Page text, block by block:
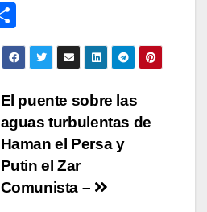
o
m
p
ar
tir
El puente sobre las
aguas turbulentas de
Haman el Persa y
Putin el Zar
Comunista –